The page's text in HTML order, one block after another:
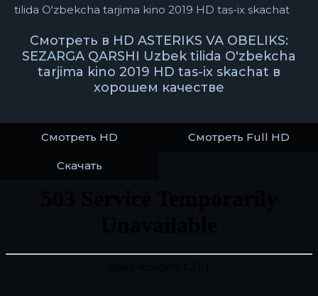
tilida O'zbekcha tarjima kino 2019 HD tas-ix skachat
Смотреть в HD ASTERIKS VA OBELIKS:
SEZARGA QARSHI Uzbek tilida O'zbekcha
tarjima kino 2019 HD tas-ix skachat в
хорошем качестве
Смотреть HD Смотреть Full HD
Скачать